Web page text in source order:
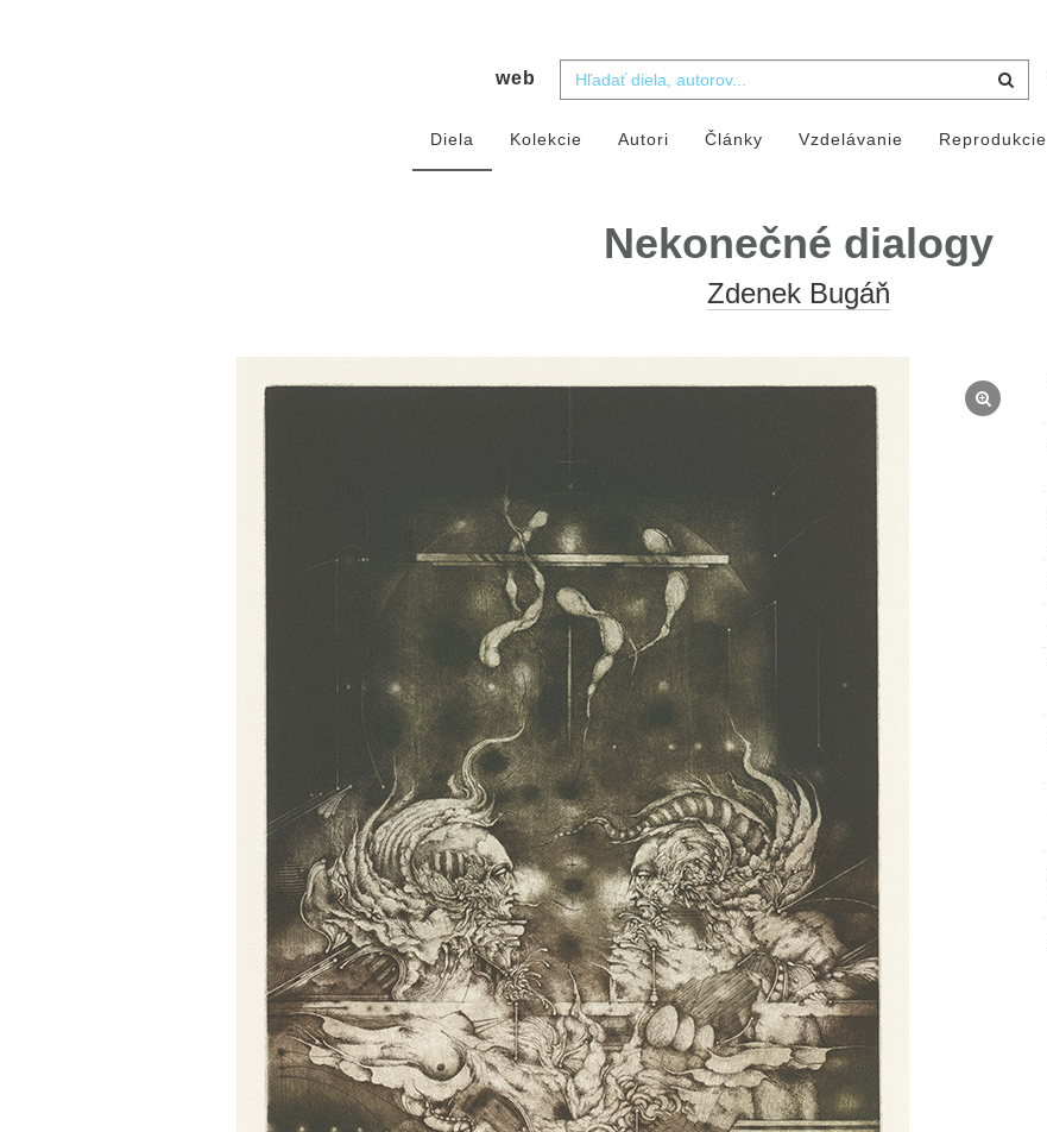
web
Diela Kolekcie Autori Články Vzdelávanie Reprodukcie
Nekonečné dialogy
Zdenek Bugáň